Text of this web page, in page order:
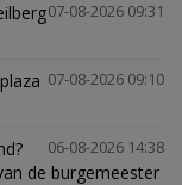
07-08-2026 09:31
07-08-2026 09:10
06-08-2026 14:38
de burgemeester